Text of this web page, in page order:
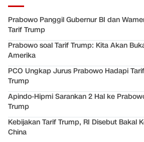
Prabowo Panggil Gubernur BI dan
Tarif Trump
Prabowo soal Tarif Trump: Kita Akan
Amerika
PCO Ungkap Jurus Prabowo Hadapi
Trump
Apindo-Hipmi Sarankan 2 Hal ke
Trump
Kebijakan Tarif Trump, RI Disebut Bakal
China